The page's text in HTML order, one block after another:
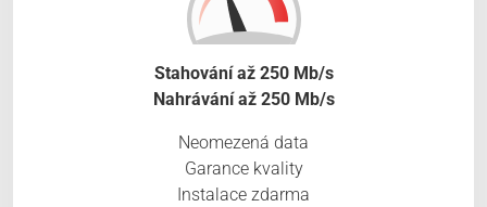
Stahování až 250 Mb/s
Nahrávání až 250 Mb/s
Neomezená data
Garance kvality
Instalace zdarma